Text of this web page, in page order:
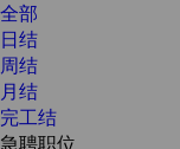
全部
日结
周结
月结
完工结
急聘职位